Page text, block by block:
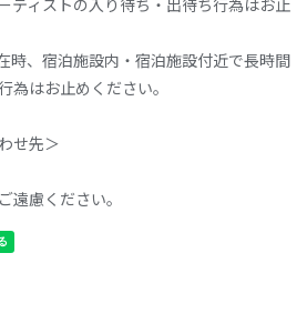
ティストの入り待ち・出待ち行為はお止
時、宿泊施設内・宿泊施設付近で長時間
為はお止めください。
せ先＞
慮ください。